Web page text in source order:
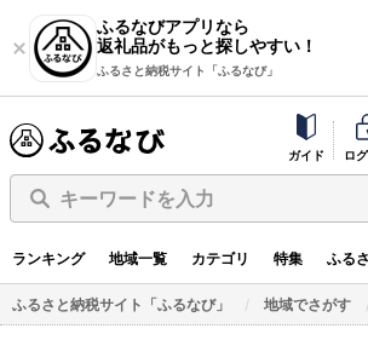
ふるなびアプリなら
返礼品がもっと探しやすい！
ふるさと納税サイト「ふるなび」
ガイド ロ
キーワードを入力
ランキング 地域一覧 カテゴリ 特集 ふる
ふるさと納税サイト「ふるなび」 地域でさがす